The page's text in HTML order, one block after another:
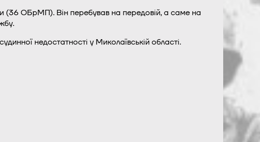
(36 ОБрМП). Він перебував на передовій, а саме на
недостатності у Миколаївській області.